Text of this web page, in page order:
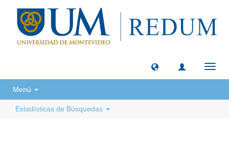
Menú
Estadísticas de Búsquedas